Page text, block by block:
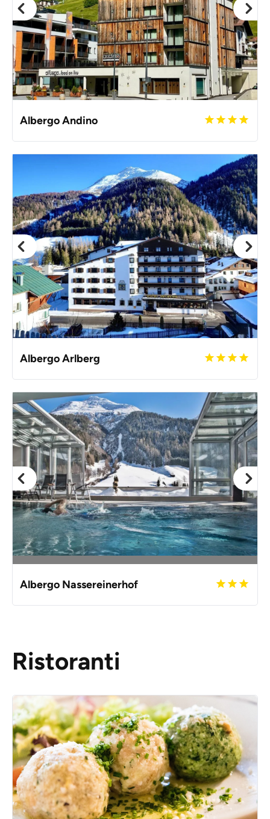
Albergo Andino
Albergo Arlberg
Albergo Nassereinerhof
Ristoranti